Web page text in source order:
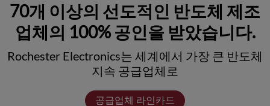
70개 이상의 선도적인 반도체 제조
업체의 100% 공인을 받았습니다.
Rochester Electronics는 세계에서 가장 큰 반도체
지속 공급업체로
공급업체 라인카드